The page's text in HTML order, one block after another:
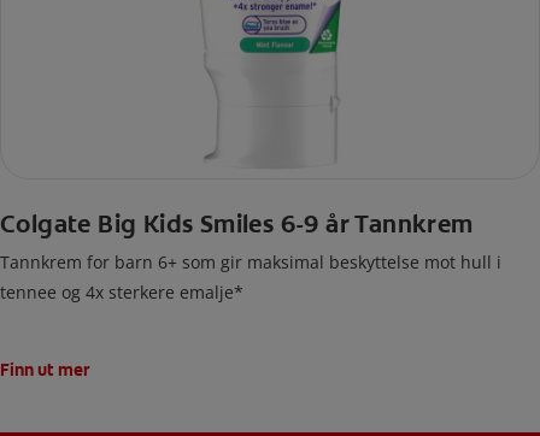
Colgate Big Kids Smiles 6-9 år Tannkrem
Tannkrem for barn 6+ som gir maksimal beskyttelse mot hull i
tennee og 4x sterkere emalje*
Finn ut mer